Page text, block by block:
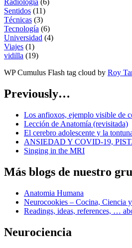
Radiología (6)
Sentidos (11)
Técnicas (3)
Tecnología (6)
Universidad (4)
Viajes (1)
vidilla (19)
WP Cumulus Flash tag cloud by Roy
Previously…
Los anfioxos, ejemplo visible de
Lección de Anatomía (revisitada)
El cerebro adolescente y la
ANSIEDAD Y COVID-19,
Singing in the MRI
Más blogs de nuestro
Anatomia Humana
Neurocookies – Cocina, Ciencia
Readings, ideas, references, …
Neurociencia